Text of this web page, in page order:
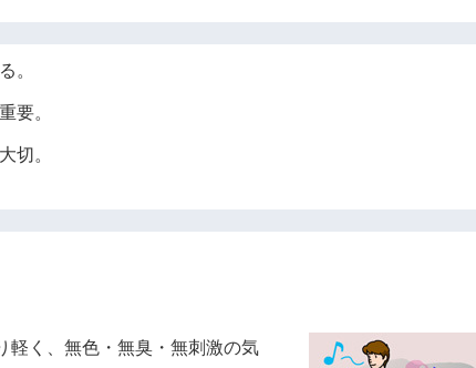
。
要。
切。
軽く、無色・無臭・無刺激の気